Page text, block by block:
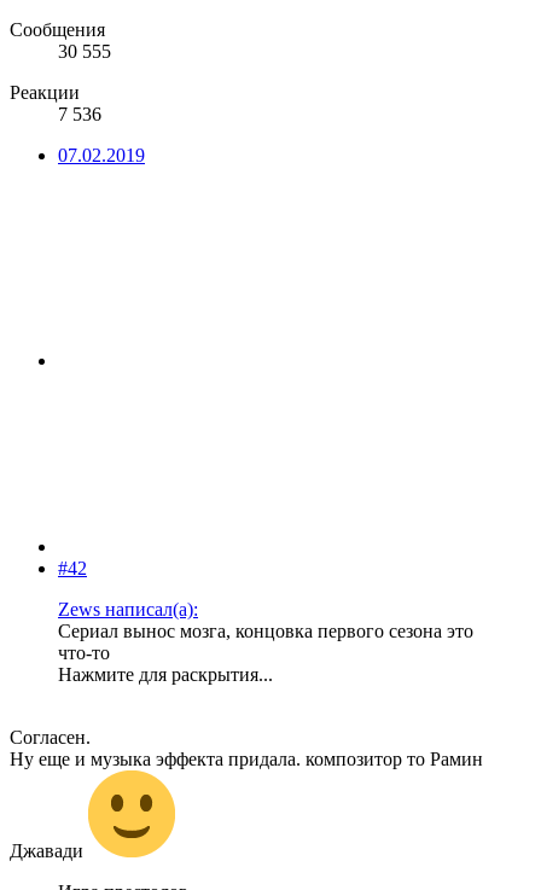
Сообщения
30 555
Реакции
7 536
07.02.2019
#42
Zews написал(а):
Сериал вынос мозга, концовка первого сезона это
что-то
Нажмите для раскрытия...
Согласен.
Ну еще и музыка эффекта придала. композитор то Рамин
Джавади